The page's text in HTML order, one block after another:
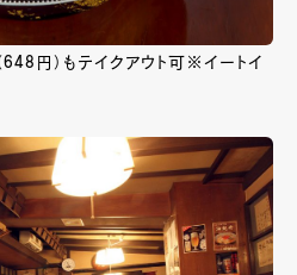
648円）もテイクアウト可※イートイ